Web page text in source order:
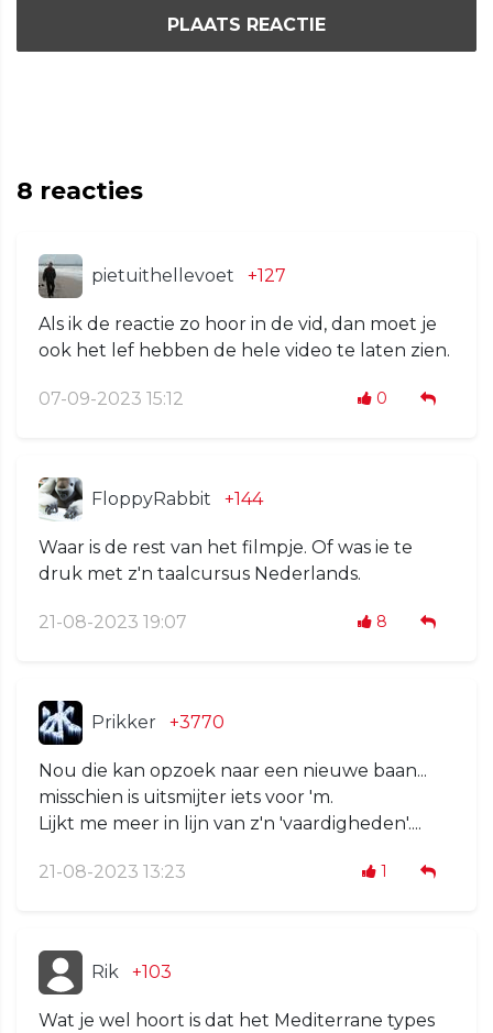
PLAATS REACTIE
8 reacties
pietuithellevoet +127
Als ik de reactie zo hoor in de vid, dan moet je
ook het lef hebben de hele video te laten zien.
07-09-2023 15:12 0
FloppyRabbit +144
Waar is de rest van het filmpje. Of was ie te
druk met z'n taalcursus Nederlands.
21-08-2023 19:07 8
Prikker +3770
Nou die kan opzoek naar een nieuwe baan...
misschien is uitsmijter iets voor 'm.
Lijkt me meer in lijn van z'n 'vaardigheden'....
21-08-2023 13:23 1
Rik +103
Wat je wel hoort is dat het Mediterrane types